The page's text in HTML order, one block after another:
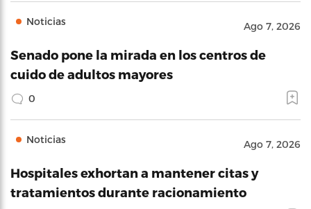
Noticias Ago 7, 2026
Senado pone la mirada en los centros de
cuido de adultos mayores
0
Noticias Ago 7, 2026
Hospitales exhortan a mantener citas y
tratamientos durante racionamiento